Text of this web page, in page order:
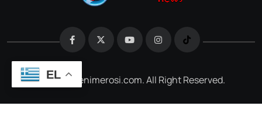
@2026 e-enimerosi.com. All Right Reserved.
EL